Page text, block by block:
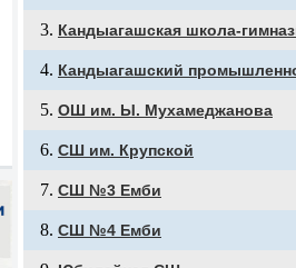
Кандыагашская школа-
Кандыагашский
ОШ им. Ы. Мухамеджанова
СШ им. Крупской
СШ №3 Емби
СШ №4 Емби